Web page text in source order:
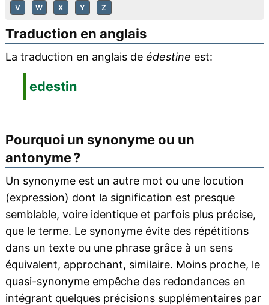
V W X Y Z
Traduction en anglais
La traduction en anglais de édestine est:
edestin
Pourquoi un synonyme ou un
antonyme ?
Un synonyme est un autre mot ou une locution
(expression) dont la signification est presque
semblable, voire identique et parfois plus précise,
que le terme. Le synonyme évite des répétitions
dans un texte ou une phrase grâce à un sens
équivalent, approchant, similaire. Moins proche, le
quasi-synonyme empêche des redondances en
intégrant quelques précisions supplémentaires par